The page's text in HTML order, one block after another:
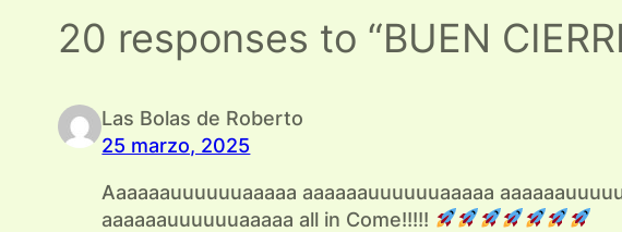
20 responses to “BUEN
Las Bolas de Roberto
25 marzo, 2025
Aaaaaauuuuuuaaaaa aaaaaauuuuuuaaaaa
aaaaaauuuuuuaaaaa all in Come!!!!!